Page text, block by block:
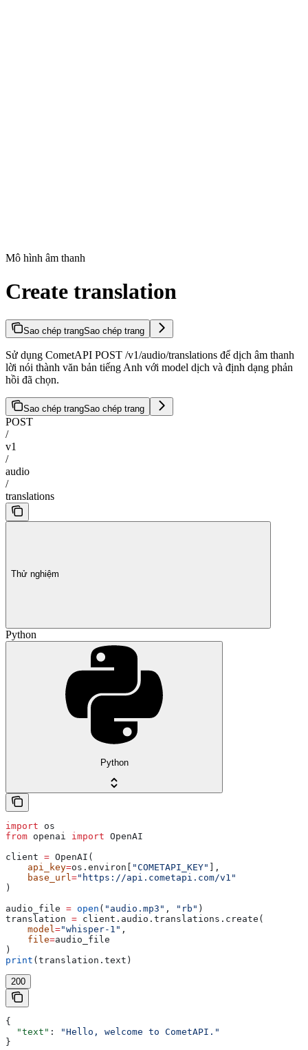
Mô hình âm thanh
Create translation
Sao chép trangSao chép trang
Sử dụng CometAPI POST /v1/audio/translations để dịch âm thanh
lời nói thành văn bản tiếng Anh với model dịch và định dạng phản
hồi đã chọn.
Sao chép trangSao chép trang
POST
/
v1
/
audio
/
translations
Thử nghiệm
Python
Python
import os
from openai import OpenAI
client = OpenAI(
    api_key
=os.environ[ "COMETAPI_KEY"
],
    base_url
="https://api.cometapi.com/v1"
)
audio_file = open ( "audio.mp3" , "rb" )
translation = client.audio.translations.create(
    model
="whisper-1" ,
    file
=audio_file
)
print (translation.text)
200
{
  "text"
:
"Hello, welcome to CometAPI."
}